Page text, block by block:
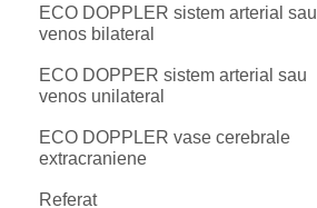
ECO DOPPLER sistem arterial sau
venos bilateral
ECO DOPPER sistem arterial sau
venos unilateral
ECO DOPPLER vase cerebrale
extracraniene
Referat